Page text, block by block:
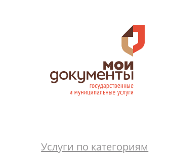
Услуги по категориям